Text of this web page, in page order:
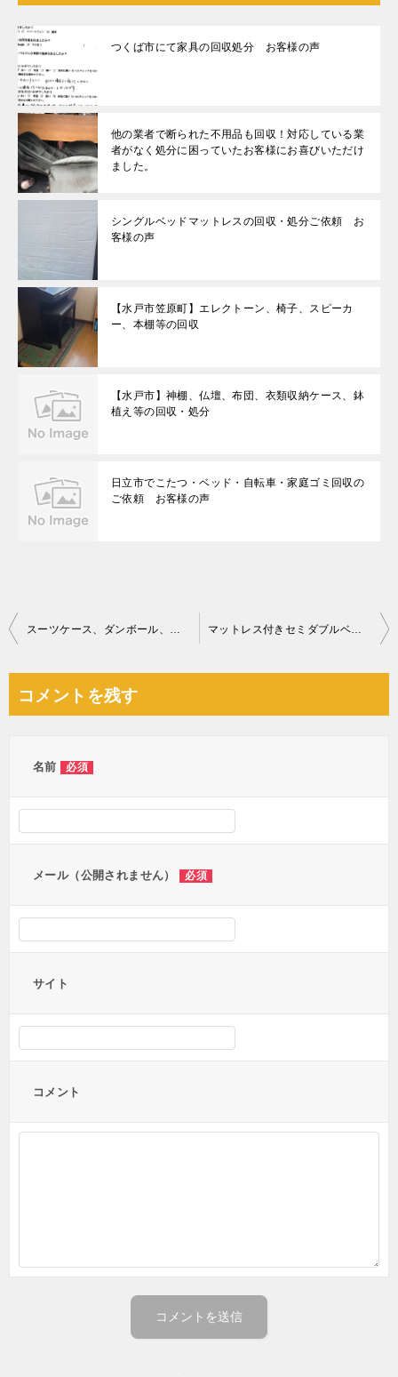
つくば市にて家具の回収処分 お客様の声
他の業者で断られた不用品も回収！対応している業
者がなく処分に困っていたお客様にお喜びいただけ
ました。
シングルベッドマットレスの回収・処分ご依頼 お
客様の声
【水戸市笠原町】エレクトーン、椅子、スピーカ
ー、本棚等の回収
【水戸市】神棚、仏壇、布団、衣類収納ケース、鉢
植え等の回収・処分
日立市でこたつ・ベッド・自転車・家庭ゴミ回収の
ご依頼 お客様の声
投
ビ
スーツケース、ダンボール、一般ごみ等の回収・処分と清掃ご依頼 マットレス付きセミダブルベッドの回収・処分ご依頼 お客様の声
コメントを残す
名前 必須
メール（公開されません） 必須
サイト
コメント